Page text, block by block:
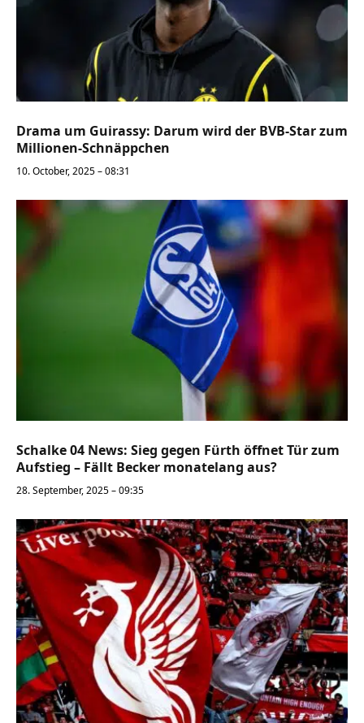
Drama um Guirassy: Darum wird der BVB-Star zum
Millionen-Schnäppchen
10. October, 2025 – 08:31
Schalke 04 News: Sieg gegen Fürth öffnet Tür zum
Aufstieg – Fällt Becker monatelang aus?
28. September, 2025 – 09:35